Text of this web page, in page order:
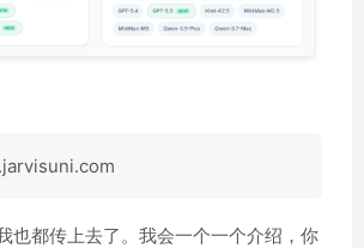
也都传上去了。我会一个一个介绍，你